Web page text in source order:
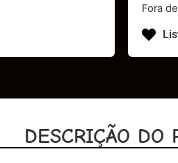
Fora
DESCRIÇÃO DO